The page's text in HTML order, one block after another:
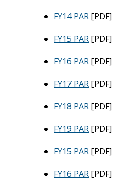
FY14 PAR [PDF]
FY15 PAR [PDF]
FY16 PAR [PDF]
FY17 PAR [PDF]
FY18 PAR [PDF]
FY19 PAR [PDF]
FY15 PAR [PDF]
FY16 PAR [PDF]